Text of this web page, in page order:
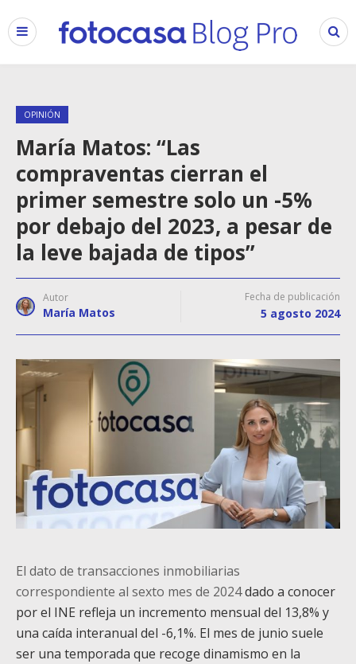
OPINIÓN
María Matos: “Las
compraventas cierran el
primer semestre solo un -5%
por debajo del 2023, a pesar de
la leve bajada de tipos”
Autor
María Matos
Fecha de publicación
5 agosto 2024
El dato de transacciones inmobiliarias
correspondiente al sexto mes de 2024dado a conocer
por el INE refleja un incremento mensual del 13,8% y
una caída interanual del -6,1%. El mes de junio suele
ser una temporada que recoge dinamismo en la